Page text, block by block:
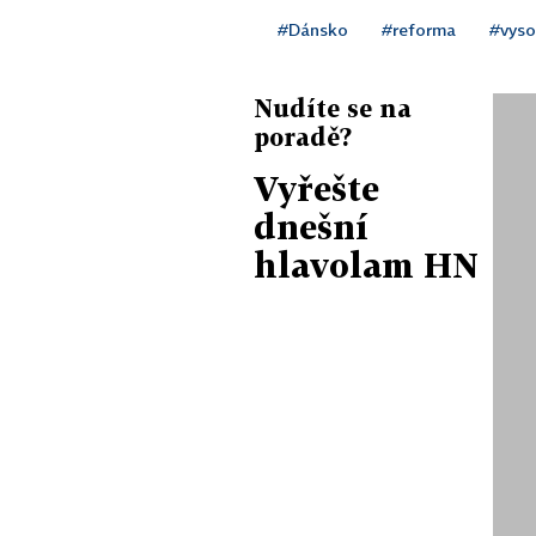
#Dánsko #reforma
Nudíte se na
poradě?
Vyřešte
dnešní
hlavolam HN